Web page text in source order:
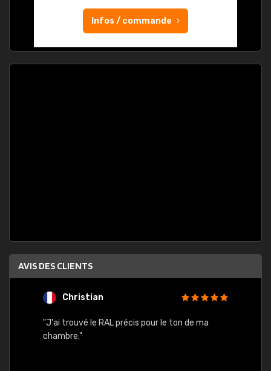
Infos / commande
AVIS DES CLIENTS
Christian
"J'ai trouvé le RAL précis pour le ton de ma
chambre."